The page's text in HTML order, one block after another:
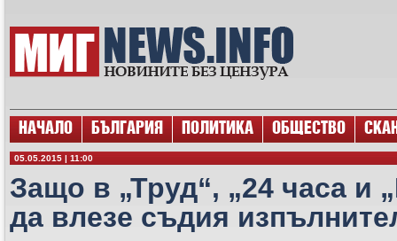
НАЧАЛО БЪЛГАРИЯ ПОЛИТИКА ОБЩЕСТВО
05.05.2015 | 11:00
Защо в „Труд“, „24 часа и
да влезе съдия